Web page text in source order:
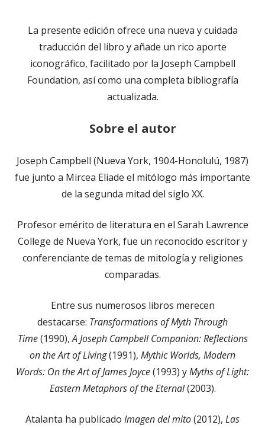
La presente edición ofrece una nueva y cuidada
traducción del libro y añade un rico aporte
iconográfico, facilitado por la Joseph Campbell
Foundation, así como una completa bibliografía
actualizada.
Sobre el autor
Joseph Campbell (Nueva York, 1904-Honolulú, 1987)
fue junto a Mircea Eliade el mitólogo más importante
de la segunda mitad del siglo XX.
Profesor emérito de literatura en el Sarah Lawrence
College de Nueva York, fue un reconocido escritor y
conferenciante de temas de mitología y religiones
comparadas.
Entre sus numerosos libros merecen
destacarse: Transformations of Myth Through
Time(1990),A Joseph Campbell Companion: Reflections
on the Art of Living(1991), Mythic Worlds, Modern
Words: On the Art of James Joyce(1993) yMyths of Light:
Eastern Metaphors of the Eternal(2003).
Atalanta ha publicado Imagen del mito(2012), Las